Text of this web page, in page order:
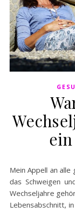
Mein Appell an alle großartigen Frauen da draussen: Brecht
das Schweigen
Wechseljahre
Lebensabschnitt,